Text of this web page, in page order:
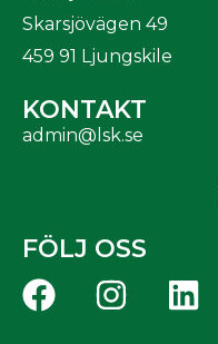
Skarsjövägen 49
459 91 Ljungskile
KONTAKT
admin@lsk.se
FÖLJ OSS